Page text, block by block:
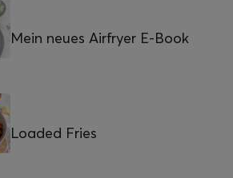
Mein neues Airfryer E-Book
Loaded Fries